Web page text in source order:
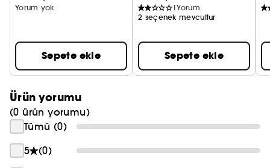
hikâyenizi yazın.
* İçeriğinde hayvansal madde bulunmayan
ürünler.
Farklı bir deneyim: Parfüm kutusuz gönderilir,
ancak taşıma sırasında tam koruma sağlamak
için özenle mühürlenir.
Yorum yok
Sepete ekle
1Yorum
2 seçenek mevcuttur
Sepete ekle
Ürün yorumu
(0 ürün yorumu)
Tümü (0)
5
(0)